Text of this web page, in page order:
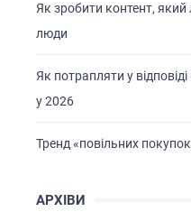
Як зробити контент,
люди
Як потрапляти у
у 2026
Тренд «повільних
АРХІВИ